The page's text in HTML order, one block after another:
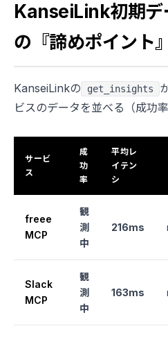
KanseiLink初期デ
の『諦めポイント
KanseiLinkの get_insights
ビスのデータを並べる（成功
サービ
ス
成
功
率
平均レ
イテン
シ
freee
MCP
観
測
中
216ms
Slack
MCP
観
測
中
163ms